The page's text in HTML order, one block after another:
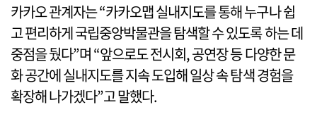
카카오 관계자는 “카카오맵 실내지도를 통해 누구나 쉽
고 편리하게 국립중앙박물관을 탐색할 수 있도록 하는 데
중점을 뒀다”며 “앞으로도 전시회, 공연장 등 다양한 문
화 공간에 실내지도를 지속 도입해 일상 속 탐색 경험을
확장해 나가겠다”고 말했다.